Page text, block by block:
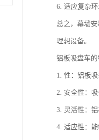
6. 适应复杂
总之，幕墙
理想设备。
铝板吸盘车的
1. 性：铝板
2. 安全性：
3. 灵活性：
4. 适应性：